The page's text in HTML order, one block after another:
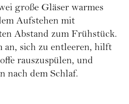
große Gläser warmes
Aufstehen mit
Abstand zum Frühstück.
sich zu entleeren, hilft
rauszuspülen, und
nach dem Schlaf.